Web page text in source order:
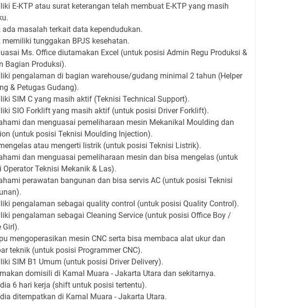
E-KTP atau surat keterangan telah membuat E-KTP yang masih
ada masalah terkait data kependudukan.
memiliki tunggakan BPJS kesehatan.
Ms. Office diutamakan Excel (untuk posisi Admin Regu Produksi &
Bagian Produksi).
pengalaman di bagian warehouse/gudang minimal 2 tahun (Helper
& Petugas Gudang).
SIM C yang masih aktif (Teknisi Technical Support).
SIO Forklift yang masih aktif (untuk posisi Driver Forklift).
dan menguasai pemeliharaan mesin Mekanikal Moulding dan
(untuk posisi Teknisi Moulding Injection).
atau mengerti listrik (untuk posisi Teknisi Listrik).
dan menguasai pemeliharaan mesin dan bisa mengelas (untuk
Operator Teknisi Mekanik & Las).
perawatan bangunan dan bisa servis AC (untuk posisi Teknisi
pengalaman sebagai quality control (untuk posisi Quality Control).
pengalaman sebagai Cleaning Service (untuk posisi Office Boy /
Girl).
mengoperasikan mesin CNC serta bisa membaca alat ukur dan
teknik (untuk posisi Programmer CNC).
SIM B1 Umum (untuk posisi Driver Delivery).
domisili di Kamal Muara - Jakarta Utara dan sekitarnya.
6 hari kerja (shift untuk posisi tertentu).
ditempatkan di Kamal Muara - Jakarta Utara.